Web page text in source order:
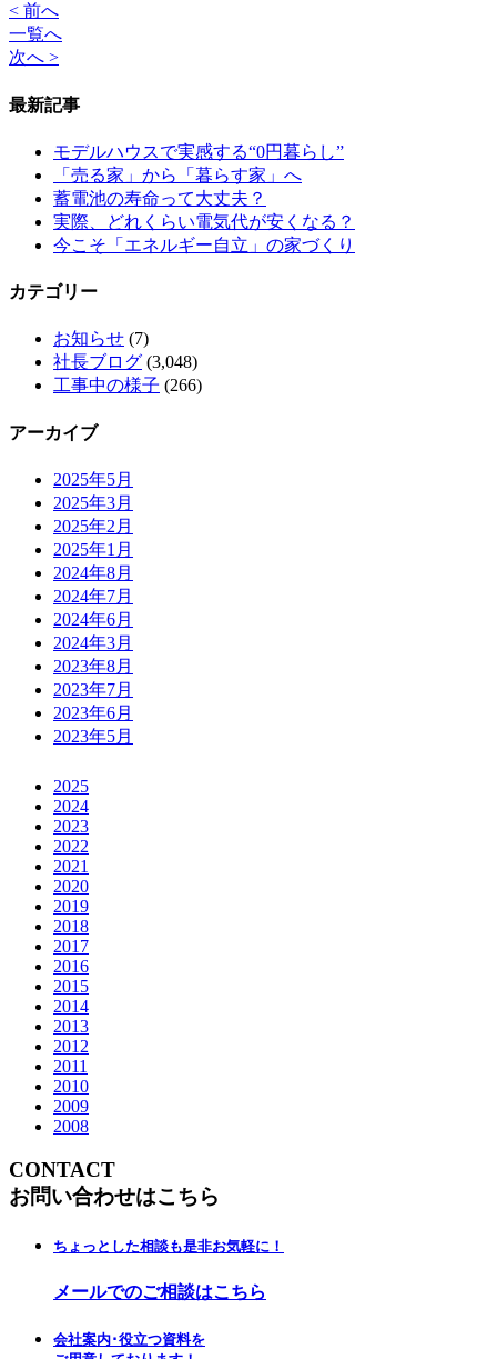
< 前へ
一覧へ
次へ >
最新記事
モデルハウスで実感する“0円暮らし”
「売る家」から「暮らす家」へ
蓄電池の寿命って大丈夫？
実際、どれくらい電気代が安くなる？
今こそ「エネルギー自立」の家づくり
カテゴリー
お知らせ (7)
社長ブログ (3,048)
工事中の様子 (266)
アーカイブ
2025年5月
2025年3月
2025年2月
2025年1月
2024年8月
2024年7月
2024年6月
2024年3月
2023年8月
2023年7月
2023年6月
2023年5月
2025
2024
2023
2022
2021
2020
2019
2018
2017
2016
2015
2014
2013
2012
2011
2010
2009
2008
CONTACT
お問い合わせはこちら
ちょっとした相談も是非お気軽に！
メールでのご相談はこちら
会社案内･役立つ資料を